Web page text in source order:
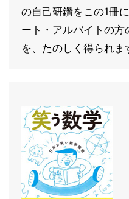
の自己研鑽をこの1冊
ート・アルバイトの方
を、たのしく得られま